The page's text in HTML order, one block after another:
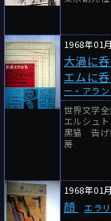
1968年01
大渦に
エムに呑
ー・アラ
世界文学
エルシュ
黒猫 告
房
1968年01
顔 エラ